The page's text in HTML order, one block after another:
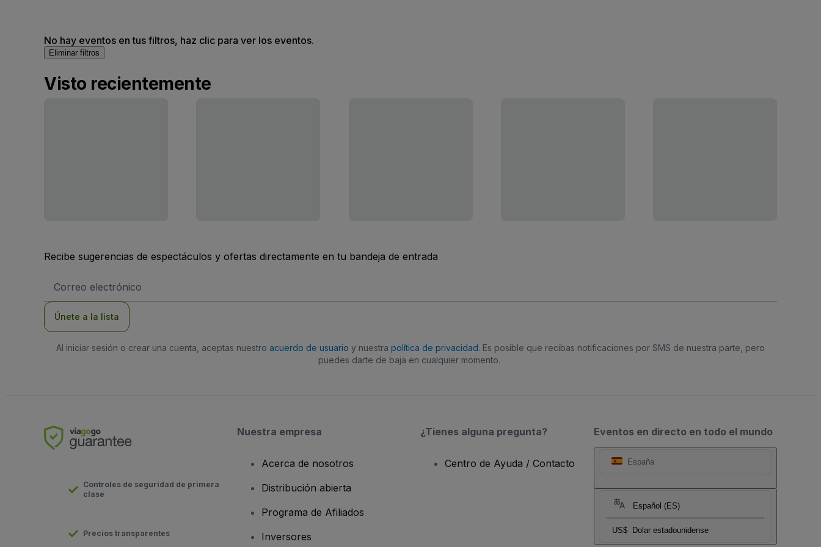
No hay eventos en tus filtros, haz clic para ver los eventos.
Eliminar filtros
Visto recientemente
Recibe sugerencias de espectáculos y ofertas directamente en tu bandeja de entrada
de
Únete a la lista
Al iniciar sesión o crear una cuenta, aceptas nuestro acuerdo de usuario y nuestra política de privacidad. Es posible que recibas notificaciones por SMS de nuestra parte, pero
puedes darte de baja en cualquier momento.
Eventos en directo en todo el mundo
España
Español (ES)
US$ Dolar estadounidense
Controles de seguridad de primera
clase
Precios transparentes
Nuestra empresa
Acerca de nosotros
Distribución abierta
Programa de Afiliados
Inversores
¿Tienes alguna pregunta?
Centro de Ayuda / Contacto